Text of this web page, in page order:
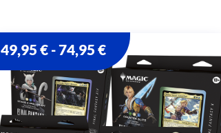
49,95€ -74,95€